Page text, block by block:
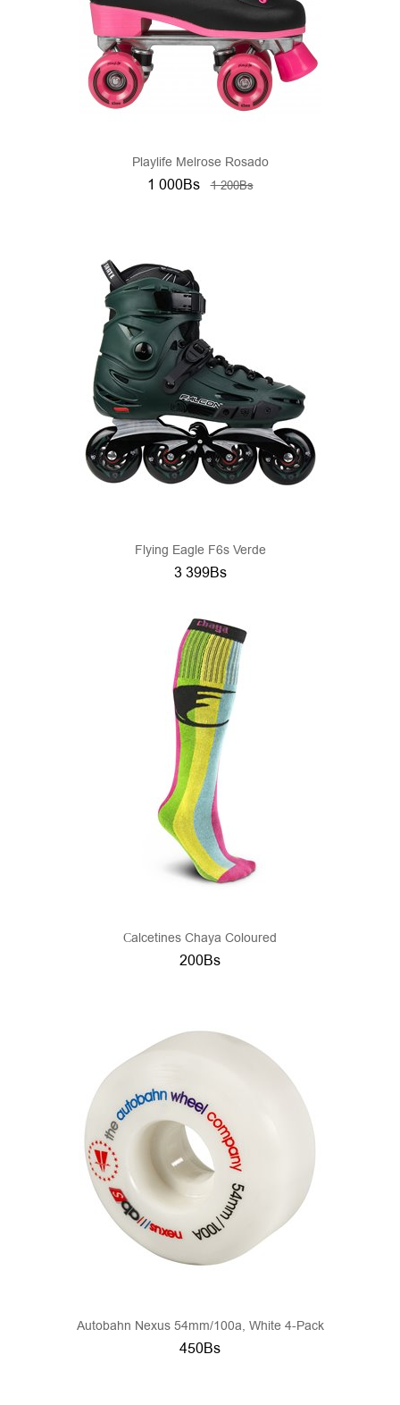
Playlife Melrose Rosado
1 000Bs 1 200Bs
Flying Eagle F6s Verde
3 399Bs
Сalcetines Chaya Coloured
200Bs
Autobahn Nexus 54mm/100a, White 4-Pack
450Bs